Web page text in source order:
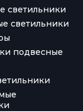
светильники
светильники
подвесные